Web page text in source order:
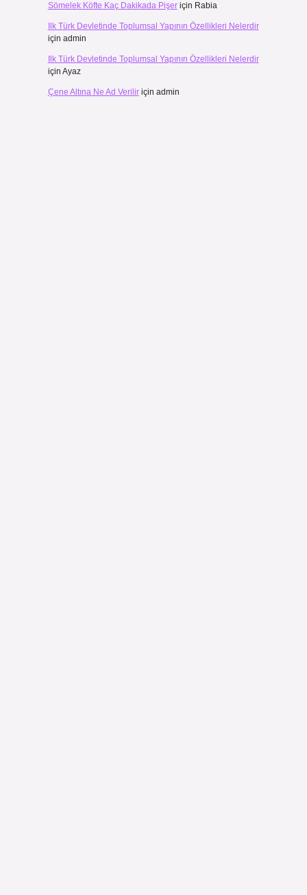
Sömelek Köfte Kaç Dakikada Pişeriçin Rabia
Ilk Türk Devletinde Toplumsal Yapının Özellikleri Nelerdir
için admin
Ilk Türk Devletinde Toplumsal Yapının Özellikleri Nelerdir
için Ayaz
Çene Altına Ne Ad Veriliriçin admin